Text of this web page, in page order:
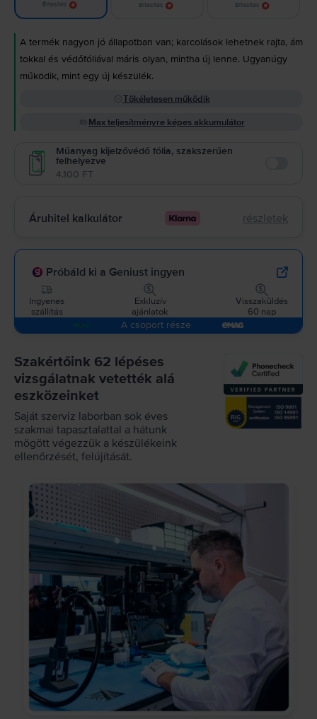
Értesítés Értesítés Értesítés
A termék nagyon jó állapotban van; karcolások lehetnek rajta, ám
tokkal és védőfóliával máris olyan, mintha új lenne. Ugyanúgy
működik, mint egy új készülék.
Tökéletesen működik
Max teljesítményre képes akkumulátor
Műanyag kijelzővédő fólia, szakszerűen
felhelyezve
4.100 FT
Áruhitel kalkulátor részletek
Próbáld ki a Geniust ingyen
Ingyenes
szállítás
Exkluzív
ajánlatok
Visszaküldés
60 nap
A csoport része
Szakértőink 62 lépéses
vizsgálatnak vetették alá
eszközeinket
Saját szerviz laborban sok éves
szakmai tapasztalattal a hátunk
mögött végezzük a készülékeink
ellenőrzését, felújítását.